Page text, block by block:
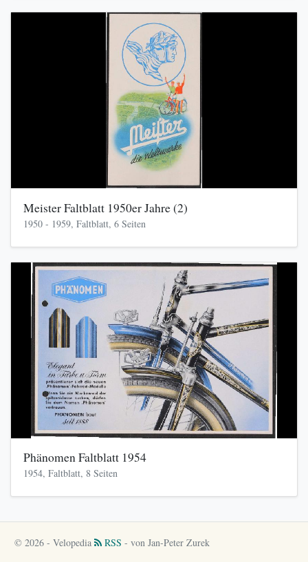
Meister Faltblatt 1950er Jahre (2)
1950 - 1959, Faltblatt, 6 Seiten
Phänomen Faltblatt 1954
1954, Faltblatt, 8 Seiten
© 2026 - Velopedia RSS - von Jan-Peter Zurek